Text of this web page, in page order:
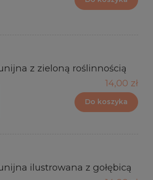
z zieloną roślinnością
14,00 zł
Do koszyka
ilustrowana z gołębicą